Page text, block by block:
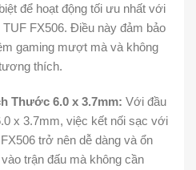
để hoạt động tối ưu nhất với
FX506. Điều này đảm bảo
gaming mượt mà và không
thích.
Thước 6.0 x 3.7mm: Với đầu
x 3.7mm, việc kết nối sạc với
trở nên dễ dàng và ổn
trận đấu mà không cần